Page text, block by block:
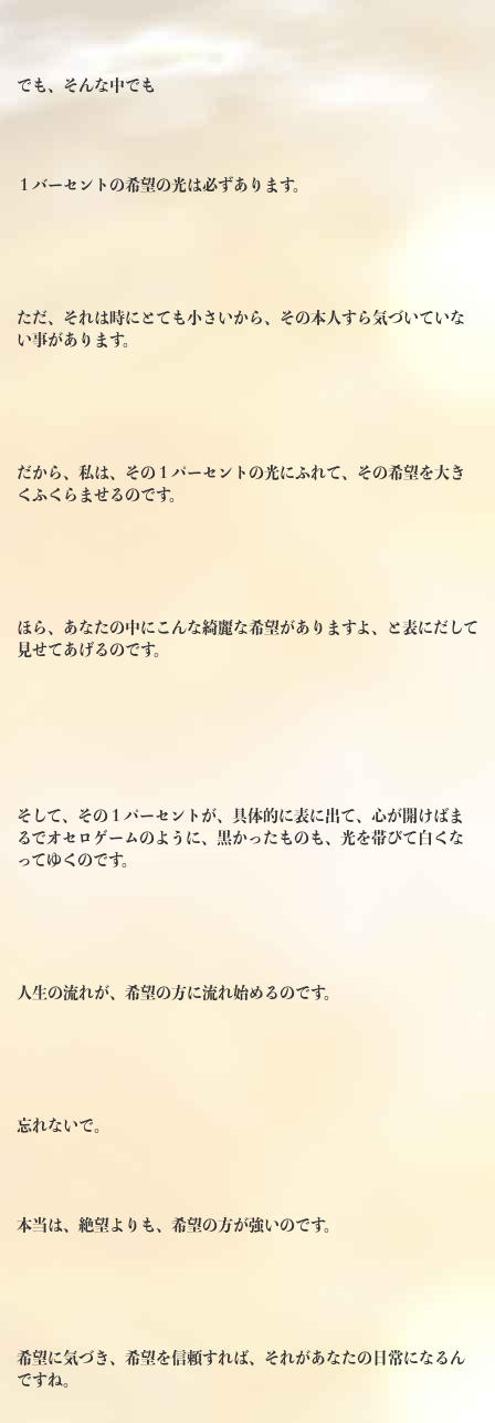
でも、そんな中でも
１バーセントの希望の光は必ずあります。
ただ、それは時にとても小さいから、その本人すら気づいていな
い事があります。
だから、私は、その１パーセントの光にふれて、その希望を大き
くふくらませるのです。
ほら、あなたの中にこんな綺麗な希望がありますよ、と表にだして
見せてあげるのです。
そして、その１パーセントが、具体的に表に出て、心が開けばま
るでオセロゲームのように、黒かったものも、光を帯びて白くな
ってゆくのです。
人生の流れが、希望の方に流れ始めるのです。
忘れないで。
本当は、絶望よりも、希望の方が強いのです。
希望に気づき、希望を信頼すれば、それがあなたの日常になるん
ですね。